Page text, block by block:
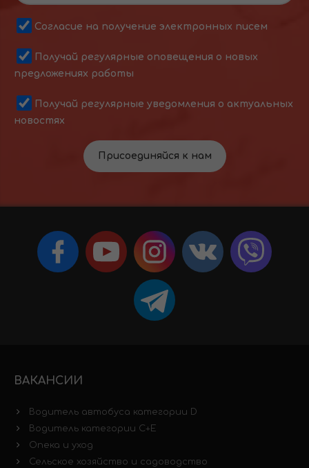
Согласие на получение электронных писем
Получай регулярные оповещения о новых
предложениях работы
Получай регулярные уведомления о актуальных
новостях
Присоединяйся к нам
ВАКАНСИИ
Водитель автобуса категории D
Водитель категории C+E
Опека и уход
Сельское хозяйство и садоводство